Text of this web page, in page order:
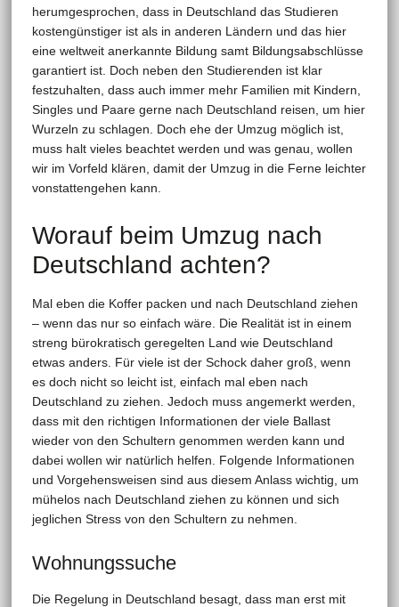
herumgesprochen, dass in Deutschland das Studieren
kostengünstiger ist als in anderen Ländern und das hier
eine weltweit anerkannte Bildung samt Bildungsabschlüsse
garantiert ist. Doch neben den Studierenden ist klar
festzuhalten, dass auch immer mehr Familien mit Kindern,
Singles und Paare gerne nach Deutschland reisen, um hier
Wurzeln zu schlagen. Doch ehe der Umzug möglich ist,
muss halt vieles beachtet werden und was genau, wollen
wir im Vorfeld klären, damit der Umzug in die Ferne leichter
vonstattengehen kann.
Worauf beim Umzug nach
Deutschland achten?
Mal eben die Koffer packen und nach Deutschland ziehen
– wenn das nur so einfach wäre. Die Realität ist in einem
streng bürokratisch geregelten Land wie Deutschland
etwas anders. Für viele ist der Schock daher groß, wenn
es doch nicht so leicht ist, einfach mal eben nach
Deutschland zu ziehen. Jedoch muss angemerkt werden,
dass mit den richtigen Informationen der viele Ballast
wieder von den Schultern genommen werden kann und
dabei wollen wir natürlich helfen. Folgende Informationen
und Vorgehensweisen sind aus diesem Anlass wichtig, um
mühelos nach Deutschland ziehen zu können und sich
jeglichen Stress von den Schultern zu nehmen.
Wohnungssuche
Die Regelung in Deutschland besagt, dass man erst mit